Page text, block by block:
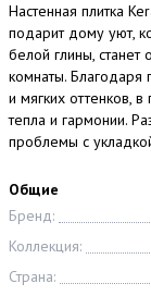
Настенная плитка
подарит дому уют,
белой глины,
комнаты. Благодаря
и мягких оттенков,
тепла и гармонии.
проблемы с
Общие
Бренд:
Коллекция:
Страна: